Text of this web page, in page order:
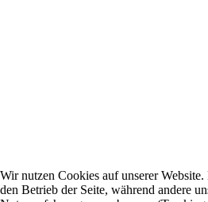
Wir nutzen Cookies auf unserer
den Betrieb der Seite, während andere